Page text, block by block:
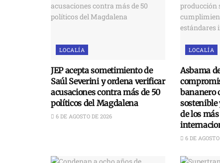
LOCALÍA
JEP acepta sometimiento de
Saúl Severini y ordena verificar
acusaciones contra más de 50
políticos del Magdalena
6 DE AGOSTO DE 2026
LOCALÍA
Asbama
bananero
de los
6 DE